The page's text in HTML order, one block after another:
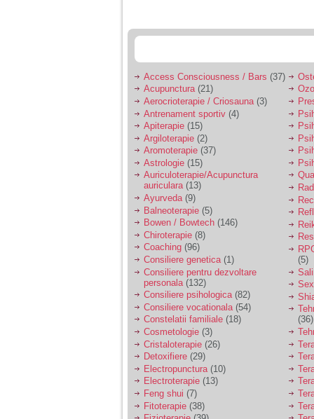
sa se manifeste o
Ma aflu aici pentru ca
vreau sa stiu daca am
nevoie de un psiholog
sau psihiatru.
Sunt casatorita, am
31 de ani si un copil in
varsta de 2 ani care
mi-e lumina ochilor.
De ceva timp simt ca
mi s-a adunat
oboseala, o oboseala
cronica de care nu pot
scapa si simt ca din
cauza ei nu pot
controla nervii si
cateodata are copilul
de suferit.
Am o bariera peste
care nu pot trece:
prietena mea a ramas
insarcinata cu o fata.
Am fost de comun
acord sa facem un
copil, cu gandul ca e
baiat.
Access Consciousness / Bars (37)
Acupunctura(21)
Aerocrioterapie / Criosauna (3)
Antrenament sportiv (4)
Apiterapie (15)
Argiloterapie (2)
Aromoterapie (37)
Astrologie (15)
Auriculoterapie/Acupunctura
auriculara(13)
Ayurveda(9)
Balneoterapie (5)
Bowen / Bowtech (146)
Chiroterapie (8)
Coaching (96)
Consiliere genetica(1)
Consiliere pentru dezvoltare
personala (132)
Consiliere psihologica(82)
Consiliere vocationala (54)
Constelatii familiale (18)
Cosmetologie (3)
Cristaloterapie (26)
Detoxifiere (29)
Electropunctura (10)
Electroterapie (13)
Feng shui (7)
Fitoterapie (38)
(5)
(36)